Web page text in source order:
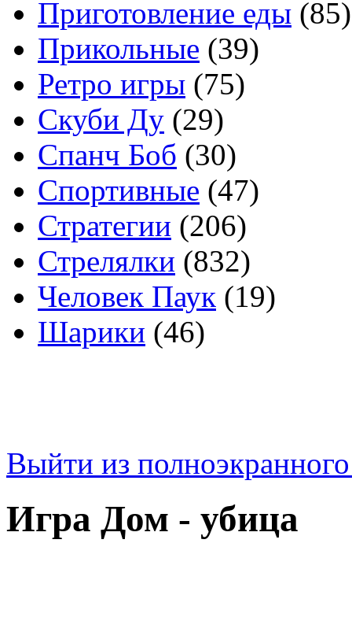
Приготовление еды (85)
Прикольные (39)
Ретро игры (75)
Скуби Ду (29)
Спанч Боб (30)
Спортивные (47)
Стратегии (206)
Стрелялки (832)
Человек Паук (19)
Шарики (46)
Выйти из
Игра Дом - убица